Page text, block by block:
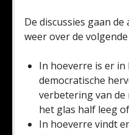
De discussies gaan
weer over de
In hoeverre is er
democratische
verbetering van de
het glas half leeg
In hoeverre vindt